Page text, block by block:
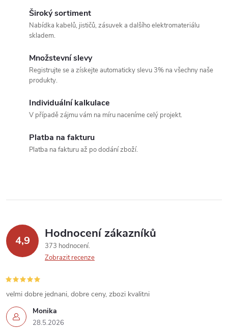
v
k
y
v
ý
p
i
Široký sortiment
Nabídka kabelů, jističů, zásuvek a dalšího elektromateriálu
skladem.
Množstevní slevy
Registrujte se a získejte automaticky slevu 3% na všechny naše
produkty.
Individuální kalkulace
V případě zájmu vám na míru naceníme celý projekt.
Platba na fakturu
Platba na fakturu až po dodání zboží.
4,9 Hodnocení zákazníků
373 hodnocení
Zobrazit recenze
Monika
28.5.2026
velmi dobre jednani, dobre ceny, zbozi kvalitni